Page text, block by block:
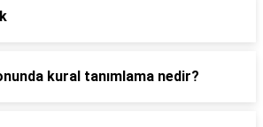
kural tanımlama nedir?